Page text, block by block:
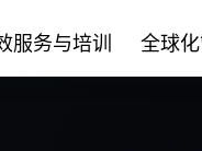
服务与培训 全球